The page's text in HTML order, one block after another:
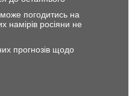
погодитись на
намірів росіяни не
прогнозів щодо